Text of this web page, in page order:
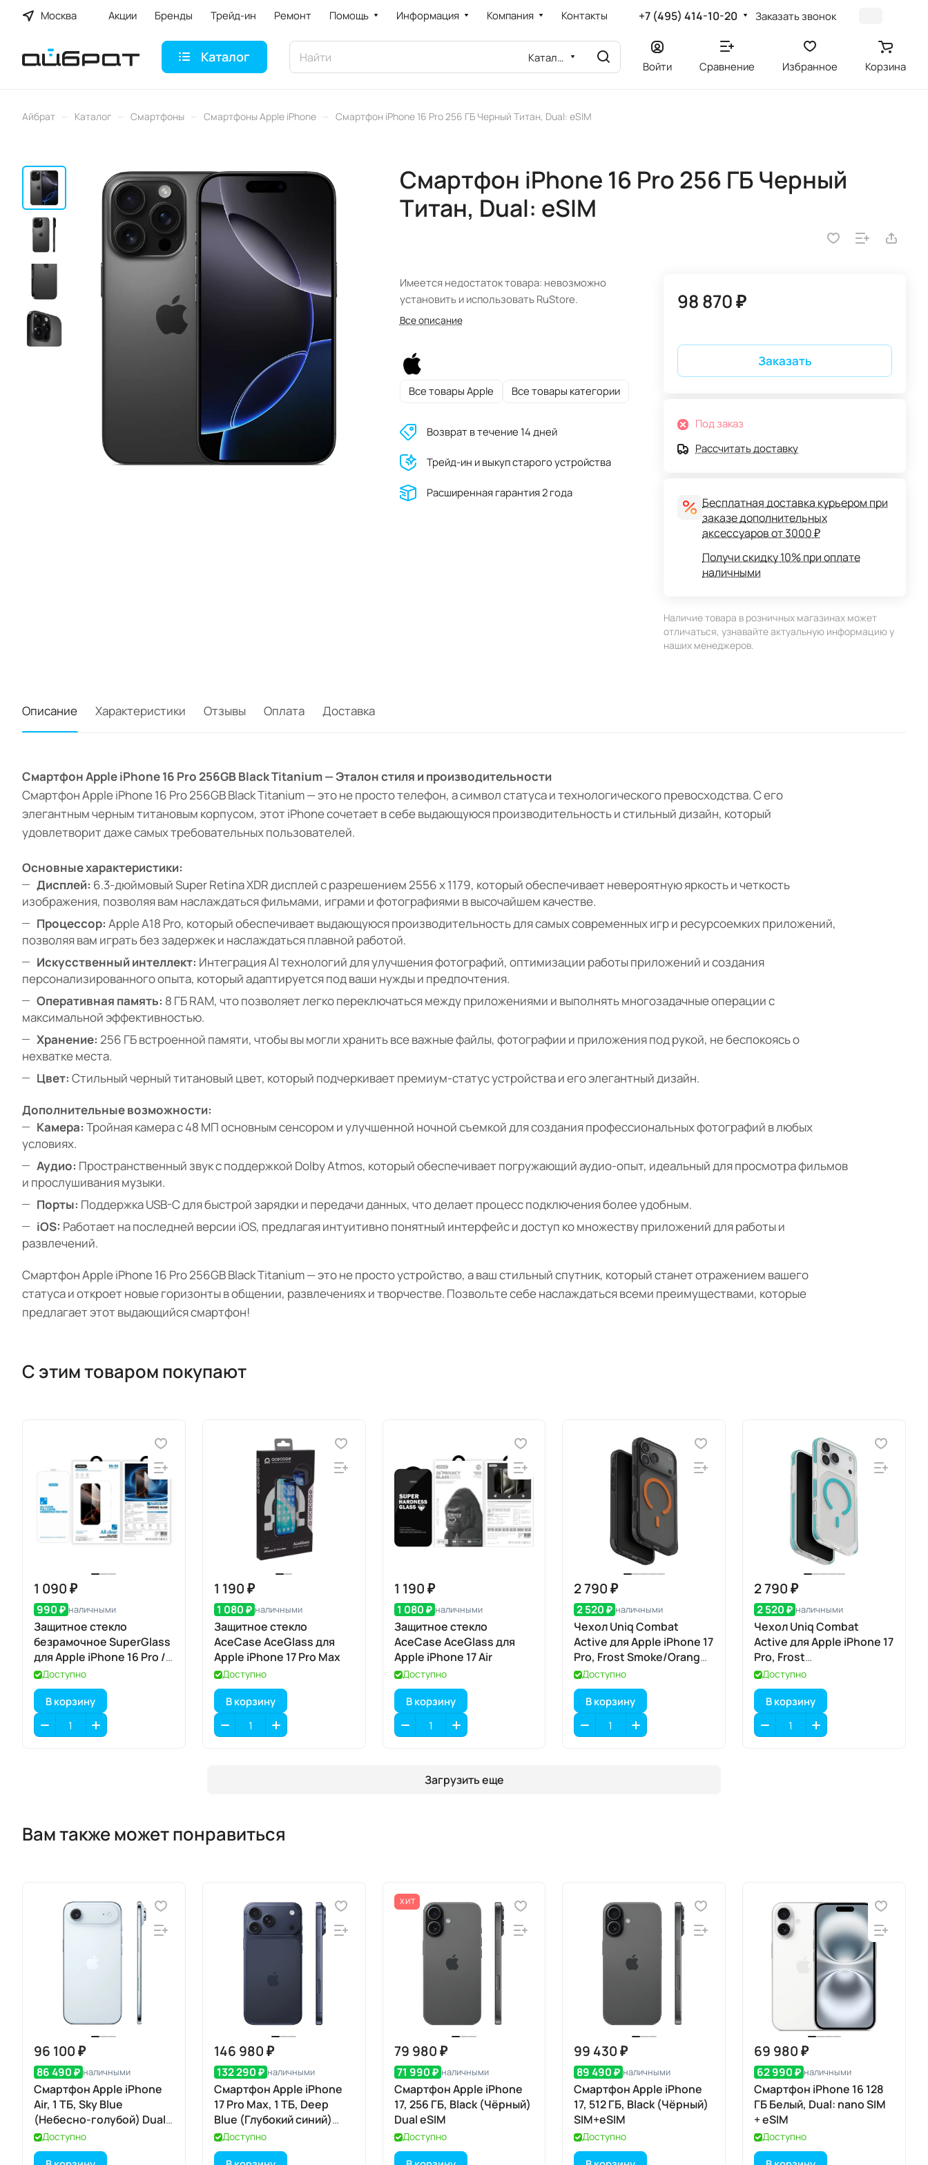
Москва Акции Бренды Трейд-ин Ремонт Помощь Информация Компания Контакты +7 (495) 414-10-20 Заказать звонок
Каталог Каталог
Войти Сравнение Избранное Корзина
Айбрат – Каталог – Смартфоны – Смартфоны Apple iPhone – Смартфон iPhone 16 Pro 256 ГБ Черный Титан, Dual: eSIM
Смартфон iPhone 16 Pro 256 ГБ Черный
Титан, Dual: eSIM
Имеется недостаток товара: невозможно
установить и использовать RuStore.
Все описание
Все товары Apple Все товары категории
Возврат в течение 14 дней
Трейд-ин и выкуп старого устройства
Расширенная гарантия 2 года
98 870 ₽
Заказать
Под заказ
Рассчитать доставку
Бесплатная доставка курьером при
заказе дополнительных
аксессуаров от 3000 ₽
Получи скидку 10% при оплате
наличными
Наличие товара в розничных магазинах может
отличаться, узнавайте актуальную информацию у
наших менеджеров.
Описание Характеристики Отзывы Оплата Доставка
Смартфон Apple iPhone 16 Pro 256GB Black Titanium — Эталон стиля и производительности
Смартфон Apple iPhone 16 Pro 256GB Black Titanium — это не просто телефон, а символ статуса и технологического превосходства. С его
элегантным черным титановым корпусом, этот iPhone сочетает в себе выдающуюся производительность и стильный дизайн, который
удовлетворит даже самых требовательных пользователей.
Основные характеристики:
Дисплей: 6.3-дюймовый Super Retina XDR дисплей с разрешением 2556 x 1179, который обеспечивает невероятную яркость и четкость
изображения, позволяя вам наслаждаться фильмами, играми и фотографиями в высочайшем качестве.
Процессор: Apple A18 Pro, который обеспечивает выдающуюся производительность для самых современных игр и ресурсоемких приложений,
позволяя вам играть без задержек и наслаждаться плавной работой.
Искусственный интеллект: Интеграция AI технологий для улучшения фотографий, оптимизации работы приложений и создания
персонализированного опыта, который адаптируется под ваши нужды и предпочтения.
Оперативная память: 8 ГБ RAM, что позволяет легко переключаться между приложениями и выполнять многозадачные операции с
максимальной эффективностью.
Хранение: 256 ГБ встроенной памяти, чтобы вы могли хранить все важные файлы, фотографии и приложения под рукой, не беспокоясь о
нехватке места.
Цвет: Стильный черный титановый цвет, который подчеркивает премиум-статус устройства и его элегантный дизайн.
Дополнительные возможности:
Камера: Тройная камера с 48 МП основным сенсором и улучшенной ночной съемкой для создания профессиональных фотографий в любых
условиях.
Аудио: Пространственный звук с поддержкой Dolby Atmos, который обеспечивает погружающий аудио-опыт, идеальный для просмотра фильмов
и прослушивания музыки.
Порты: Поддержка USB-C для быстрой зарядки и передачи данных, что делает процесс подключения более удобным.
iOS: Работает на последней версии iOS, предлагая интуитивно понятный интерфейс и доступ ко множеству приложений для работы и
развлечений.
Смартфон Apple iPhone 16 Pro 256GB Black Titanium — это не просто устройство, а ваш стильный спутник, который станет отражением вашего
статуса и откроет новые горизонты в общении, развлечениях и творчестве. Позвольте себе наслаждаться всеми преимуществами, которые
предлагает этот выдающийся смартфон!
С этим товаром покупают
1 090 ₽
990 ₽ наличными
Защитное стекло
безрамочное SuperGlass
для Apple iPhone 16 Pro /
17 / 17 Pro
Доступно
В корзину
1 190 ₽
1 080 ₽ наличными
Защитное стекло
AceCase AceGlass для
Apple iPhone 17 Pro Max
Доступно
В корзину
1 190 ₽
1 080 ₽ наличными
Защитное стекло
AceCase AceGlass для
Apple iPhone 17 Air
Доступно
В корзину
2 790 ₽
2 520 ₽ наличными
Чехол Uniq Combat
Active для Apple iPhone 17
Pro, Frost Smoke/Orange
(матовый дымчатый/
оранжевый), MagSafe
Доступно
В корзину
2 790 ₽
2 520 ₽ наличными
Чехол Uniq Combat
Active для Apple iPhone 17
Pro, Frost
Clear/Turquoise
(матовый прозрачный/
бирюзовый), MagSafe
Доступно
В корзину
Загрузить еще
Вам также может понравиться
96 100 ₽
86 490 ₽ наличными
Смартфон Apple iPhone
Air, 1 ТБ, Sky Blue
(Небесно-голубой) Dual
eSIM
Доступно
146 980 ₽
132 290 ₽ наличными
Смартфон Apple iPhone
17 Pro Max, 1 ТБ, Deep
Blue (Глубокий синий)
Dual eSIM
Доступно
ХИТ
79 980 ₽
71 990 ₽ наличными
Смартфон Apple iPhone
17, 256 ГБ, Black (Чёрный)
Dual eSIM
Доступно
99 430 ₽
89 490 ₽ наличными
Смартфон Apple iPhone
17, 512 ГБ, Black (Чёрный)
SIM+eSIM
Доступно
69 980 ₽
62 990 ₽ наличными
Смартфон iPhone 16 128
ГБ Белый, Dual: nano SIM
+ eSIM
Доступно